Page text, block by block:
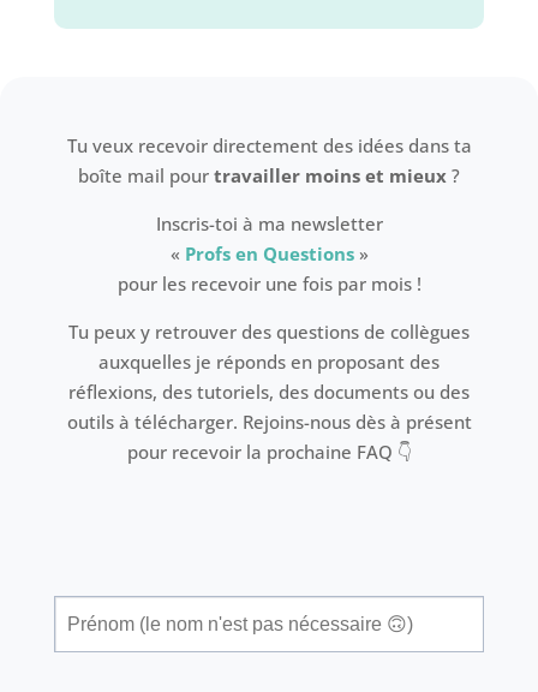
Tu veux recevoir directement des idées dans ta
boîte mail pour travailler moins et mieux ?
Inscris-toi à ma newsletter
« Profs en Questions»
pour les recevoir une fois par mois !
Tu peux y retrouver des questions de collègues
auxquelles je réponds en proposant des
réflexions, des tutoriels, des documents ou des
outils à télécharger. Rejoins-nous dès à présent
pour recevoir la prochaine FAQ 👇